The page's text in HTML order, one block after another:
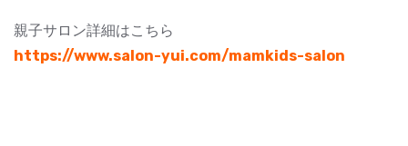
親子サロン詳細はこちら
https://www.salon-yui.com/mamkids-salon